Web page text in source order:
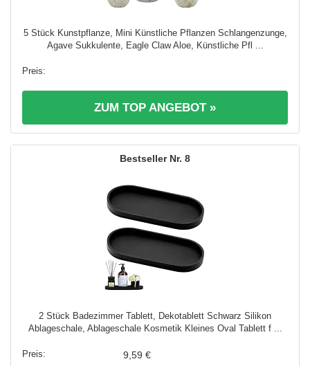
5 Stück Kunstpflanze, Mini Künstliche Pflanzen Schlangenzunge,
Agave Sukkulente, Eagle Claw Aloe, Künstliche Pfl ...
ZUM TOP ANGEBOT »
8
2 Stück Badezimmer Tablett, Dekotablett Schwarz Silikon
Ablageschale, Ablageschale Kosmetik Kleines Oval Tablett f ...
9,59 €